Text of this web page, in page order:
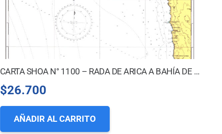
CARTA SHOA N° 1100 – RADA DE ARICA A BAHÍA DE IQUIQUE
$26.700
AÑADIR AL CARRITO